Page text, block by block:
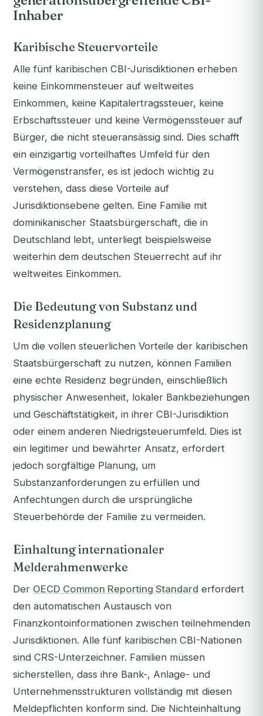
Inhaber
Karibische Steuervorteile
Alle fünf karibischen CBI-Jurisdiktionen erheben
keine Einkommensteuer auf weltweites
Einkommen, keine Kapitalertragssteuer, keine
Erbschaftssteuer und keine Vermögenssteuer auf
Bürger, die nicht steueransässig sind. Dies schafft
ein einzigartig vorteilhaftes Umfeld für den
Vermögenstransfer, es ist jedoch wichtig zu
verstehen, dass diese Vorteile auf
Jurisdiktionsebene gelten. Eine Familie mit
dominikanischer Staatsbürgerschaft, die in
Deutschland lebt, unterliegt beispielsweise
weiterhin dem deutschen Steuerrecht auf ihr
weltweites Einkommen.
Die Bedeutung von Substanz und
Residenzplanung
Um die vollen steuerlichen Vorteile der karibischen
Staatsbürgerschaft zu nutzen, können Familien
eine echte Residenz begründen, einschließlich
physischer Anwesenheit, lokaler Bankbeziehungen
und Geschäftstätigkeit, in ihrer CBI-Jurisdiktion
oder einem anderen Niedrigsteuerumfeld. Dies ist
ein legitimer und bewährter Ansatz, erfordert
jedoch sorgfältige Planung, um
Substanzanforderungen zu erfüllen und
Anfechtungen durch die ursprüngliche
Steuerbehörde der Familie zu vermeiden.
Einhaltung internationaler
Melderahmenwerke
Der OECD Common Reporting Standard erfordert
den automatischen Austausch von
Finanzkontoinformationen zwischen teilnehmenden
Jurisdiktionen. Alle fünf karibischen CBI-Nationen
sind CRS-Unterzeichner. Familien müssen
sicherstellen, dass ihre Bank-, Anlage- und
Unternehmensstrukturen vollständig mit diesen
Meldepflichten konform sind. Die Nichteinhaltung